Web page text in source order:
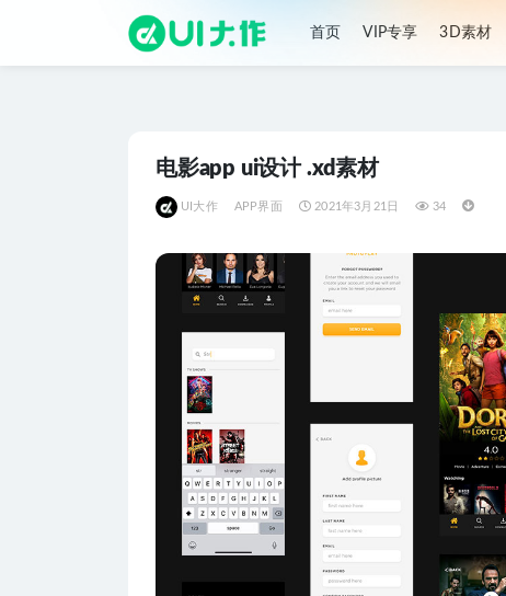
首页 VIP专享 3D素材
电影app ui设计 .xd素材
UI大作 APP界面 2021年3月21日 34